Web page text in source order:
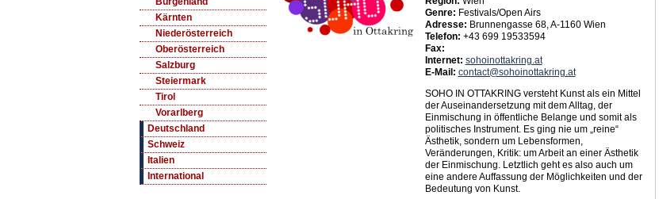
Kärnten
Niederösterreich
Oberösterreich
Salzburg
Steiermark
Tirol
Vorarlberg
Deutschland
Schweiz
Italien
International
Genre: Festivals/Open Airs
Adresse: Brunnengasse 68,A-1160 Wien
Telefon: +43 699 19533594
Fax:
Internet: sohoinottakring.at
E-Mail: contact@sohoinottakring.at
SOHO IN OTTAKRING versteht Kunst als ein Mittel
der Auseinandersetzung mit dem Alltag, der
Einmischung in öffentliche Belange und somit als
politisches Instrument. Es ging nie um „reine“
Ästhetik, sondern um Lebensformen,
Veränderungen, Kritik: um Arbeit an einer Ästhetik
der Einmischung. Letztlich geht es also auch um
eine andere Auffassung der Möglichkeiten und der
Bedeutung von Kunst.